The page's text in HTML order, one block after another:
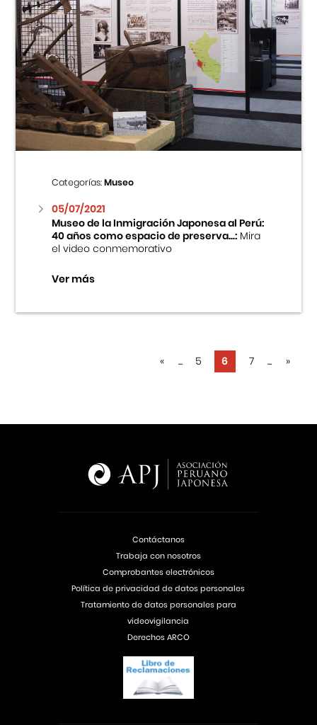
Categorías:Museo
05/07/2021
Museo de la Inmigración Japonesa al Perú:
40 años como espacio de preserva...:Mira
el video conmemorativo
Ver más
« ... 5 6 7 ... »
Contáctanos
Trabaja con nosotros
Comprobantes electrónicos
Política de privacidad de datos personales
Tratamiento de datos personales para
videovigilancia
Derechos ARCO